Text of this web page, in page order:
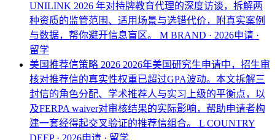
UNILINK 2026 年对持牌教育代理的深度访谈，拆解两
种资质的监管范围、适用场景与选错代价，附真实案例
与数据，帮你避开信息盲区。 M BRAND · 2026申请 ·
留学
美国推荐信策略 2026 2026年美国研究生申请中，招生审
核对推荐信的真实性权重已超过GPA波动。本文拆解三
封信的角色分配、学术推荐人与实习上级的平衡点，以
及FERPA waiver对审核结果的实际影响，帮助申请者构
建一套经得起交叉验证的推荐信组合。 L COUNTRY
DEEP · 2026申请 · 留学